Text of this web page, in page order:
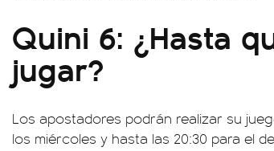
Quini 6: ¿Hasta
jugar?
Los apostadores podrán realizar su
los miércoles y hasta las 20:30 para el